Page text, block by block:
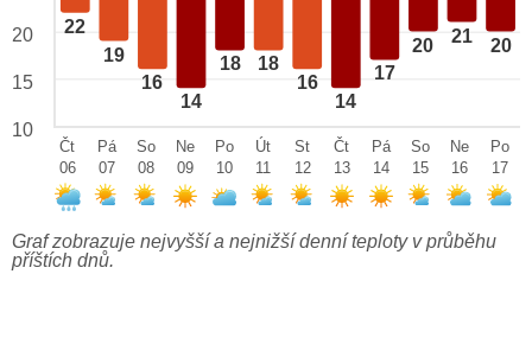
22
19
16
14
18 18
16
14
17
20 21 20
20
15
10
Čt
06
Pá
07
So
08
Ne
09
Po
10
Út
11
St
12
Čt
13
Pá
14
So
15
Ne
16
Po
17
Graf zobrazuje nejvyšší a nejnižší denní teploty v průběhu
příštích dnů.